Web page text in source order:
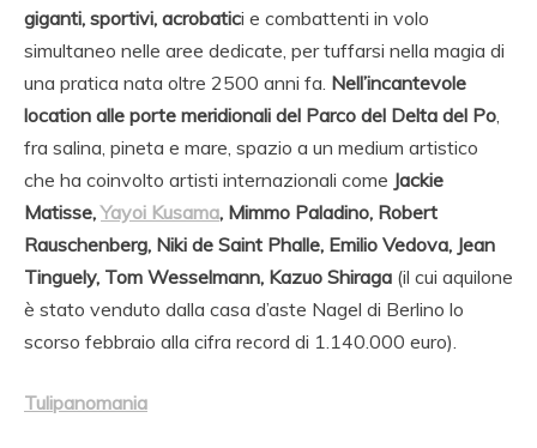
giganti, sportivi, acrobatici e combattenti in volo
simultaneo nelle aree dedicate, per tuffarsi nella magia di
una pratica nata oltre 2500 anni fa. Nell’incantevole
location alle porte meridionali del Parco del Delta del Po,
fra salina, pineta e mare, spazio a un medium artistico
che ha coinvolto artisti internazionali come Jackie
Matisse, Yayoi Kusama, Mimmo Paladino, Robert
Rauschenberg, Niki de Saint Phalle, Emilio Vedova, Jean
Tinguely, Tom Wesselmann, Kazuo Shiraga (il cui aquilone
è stato venduto dalla casa d’aste Nagel di Berlino lo
scorso febbraio alla cifra record di 1.140.000 euro).
Tulipanomania